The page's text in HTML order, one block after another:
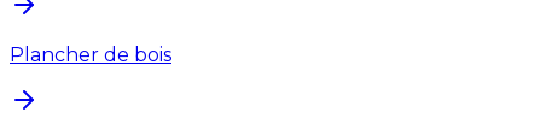
Plancher de bois